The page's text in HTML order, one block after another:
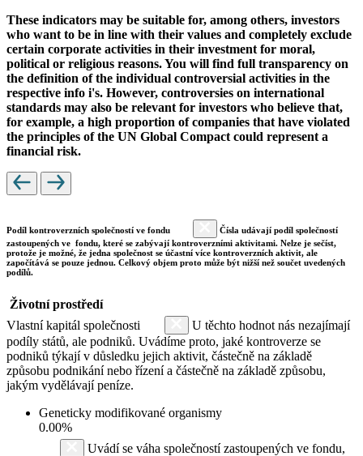
These indicators may be suitable for, among others, investors
who want to be in line with their values and completely exclude
certain corporate activities in their investment for moral,
political or religious reasons. You will find full transparency on
the definition of the individual controversial activities in the
respective info i's. However, controversies on international
standards may also be relevant for investors who believe that,
for example, a high proportion of companies that have violated
the principles of the UN Global Compact could represent a
financial risk.
Podíl kontroverzních společností ve fondu
Čísla udávají podíl společností
zastoupených ve fondu, které se zabývají kontroverzními aktivitami. Nelze je sečíst,
protože je možné, že jedna společnost se účastní více kontroverzních aktivit, ale
započítává se pouze jednou. Celkový objem proto může být nižší než součet uvedených
podílů.
Životní prostředí
Vlastní kapitál společnosti
U těchto hodnot nás nezajímají
podíly států, ale podniků. Uvádíme proto, jaké kontroverze se
podniků týkají v důsledku jejich aktivit, částečně na základě
způsobu podnikání nebo řízení a částečně na základě způsobu,
jakým vydělávají peníze.
Geneticky modifikované organismy
0.00%
Uvádí se váha společností zastoupených ve fondu,